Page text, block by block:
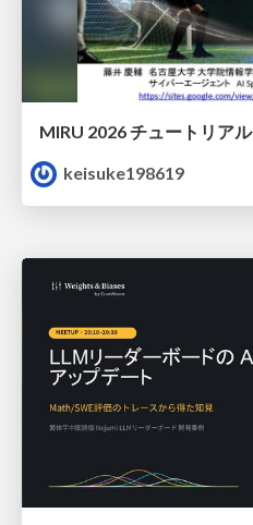
MIRU 2026 チュートリアル
keisuke198619